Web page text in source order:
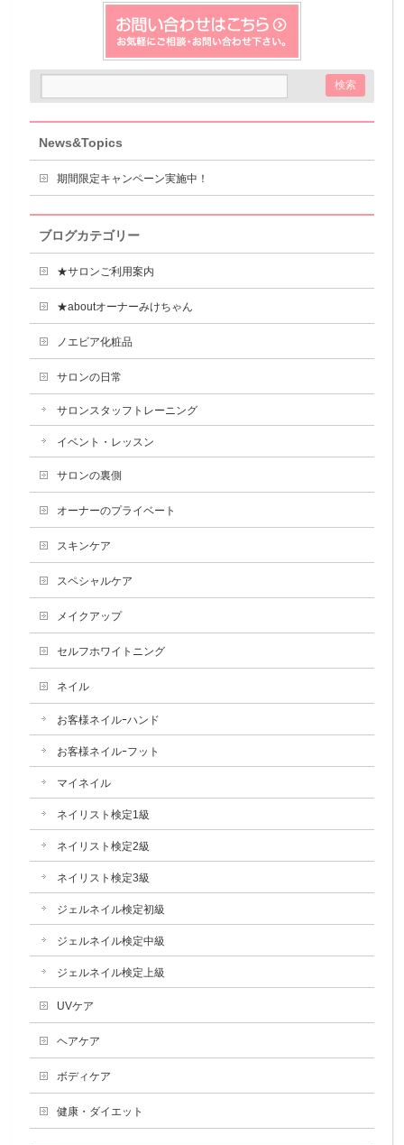
News&Topics
期間限定キャンペーン実施中！
ブログカテゴリー
★サロンご利用案内
★aboutオーナーみけちゃん
ノエビア化粧品
サロンの日常
サロンスタッフトレーニング
イベント・レッスン
サロンの裏側
オーナーのプライベート
スキンケア
スペシャルケア
メイクアップ
セルフホワイトニング
ネイル
お客様ネイルｰハンド
お客様ネイルｰフット
マイネイル
ネイリスト検定1級
ネイリスト検定2級
ネイリスト検定3級
ジェルネイル検定初級
ジェルネイル検定中級
ジェルネイル検定上級
UVケア
ヘアケア
ボディケア
健康・ダイエット